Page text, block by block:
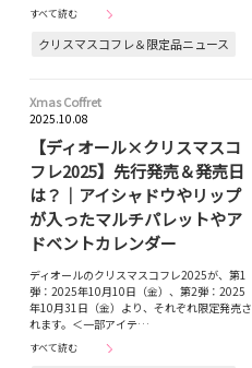
すべて読む
クリスマスコフレ＆限定品ニュース
Xmas Coffret
2025.10.08
【ディオール×クリスマスコ
フレ2025】先行発売＆発売日
は？｜アイシャドウやリップ
が入ったマルチパレットやア
ドベントカレンダー
ディオールのクリスマスコフレ2025が、第1
弾：2025年10月10日（金）、第2弾：2025
年10月31日（金）より、それぞれ限定発売さ
れます。＜一部アイテ…
すべて読む